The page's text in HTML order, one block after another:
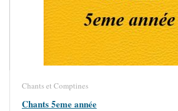
Chants et Comptines
Chants 5eme année